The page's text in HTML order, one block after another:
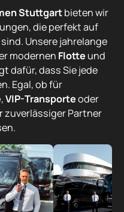
Stuttgartbieten wir
die perfekt auf
Unsere jahrelange
modernen Flotte und
dafür, dass Sie jede
Egal, ob für
,VIP-Transporteoder
zuverlässiger Partner